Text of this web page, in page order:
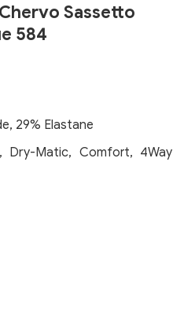
Sassetto
584
29% Elastane
Dry-Matic, Comfort, 4Way